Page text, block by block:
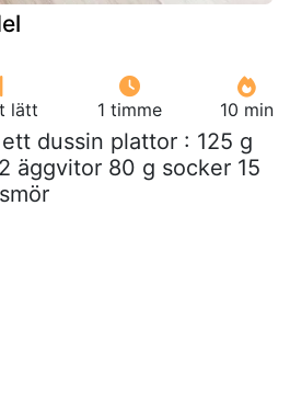
lätt 1 timme 10 min
dussin plattor : 125 g
äggvitor 80 g socker 15